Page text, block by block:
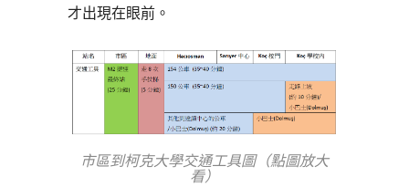
才出現在眼前。
市區到柯克大學交通工具圖（點圖放大
看）